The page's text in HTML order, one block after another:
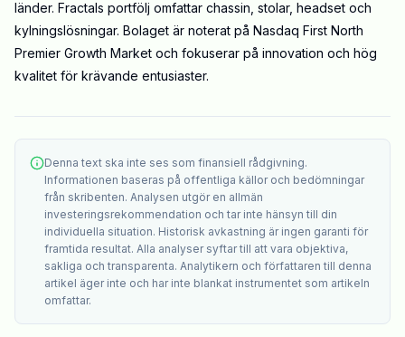
länder. Fractals portfölj omfattar chassin, stolar, headset och
kylningslösningar. Bolaget är noterat på Nasdaq First North
Premier Growth Market och fokuserar på innovation och hög
kvalitet för krävande entusiaster.
Denna text ska inte ses som finansiell rådgivning.
Informationen baseras på offentliga källor och bedömningar
från skribenten. Analysen utgör en allmän
investeringsrekommendation och tar inte hänsyn till din
individuella situation. Historisk avkastning är ingen garanti för
framtida resultat. Alla analyser syftar till att vara objektiva,
sakliga och transparenta. Analytikern och författaren till denna
artikel äger inte och har inte blankat instrumentet som artikeln
omfattar.